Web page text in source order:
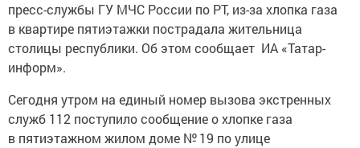
пресс-службы ГУ МЧС России по РТ, из-за хлопка газа
в квартире пятиэтажки пострадала жительница
столицы республики. Об этом сообщает ИА «Татар-
информ».
Сегодня утром на единый номер вызова экстренных
служб 112 поступило сообщение о хлопке газа
в пятиэтажном жилом доме № 19 по улице